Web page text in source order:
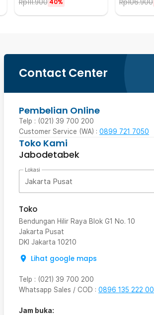
Rp111.900 40% Rp106.900
Contact Center
Pembelian Online
Telp : (021) 39 700 200
Customer Service (WA) : 0899 721 7050
Toko Kami
Jabodetabek
Lokasi
Jakarta Pusat
Toko
Bendungan Hilir Raya Blok G1 No. 10
Jakarta Pusat
DKI Jakarta 10210
Lihat google maps
Telp : (021) 39 700 200
Whatsapp Sales / COD : 0896 135 222 00
Jam buka: